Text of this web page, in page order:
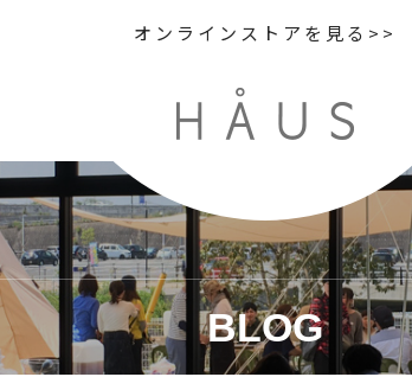
オンラインストアを見る>>
BLOG